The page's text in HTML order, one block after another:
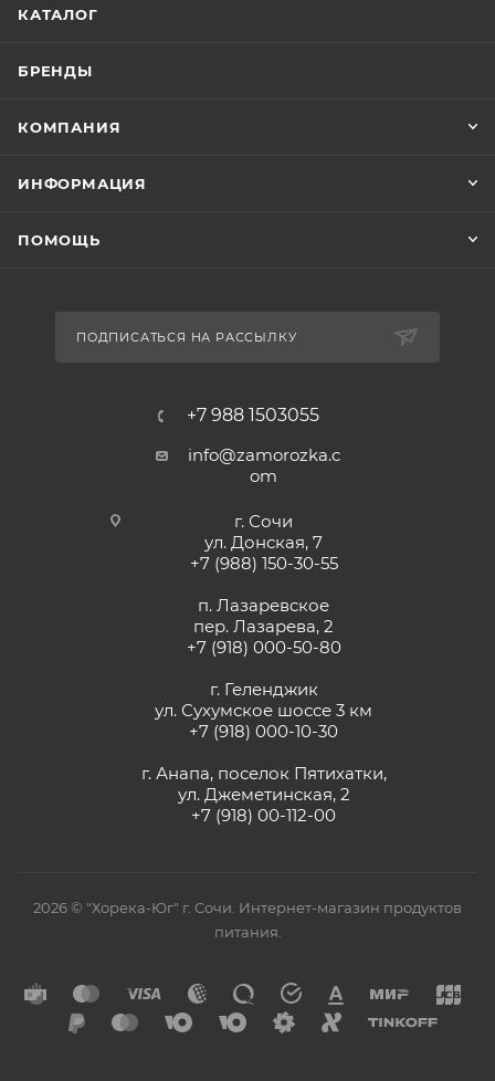
КАТАЛОГ
БРЕНДЫ
КОМПАНИЯ
ИНФОРМАЦИЯ
ПОМОЩЬ
ПОДПИСАТЬСЯ НА РАССЫЛКУ
+7 988 1503055
info@zamorozka.c
om
г. Сочи
ул. Донская, 7
+7 (988) 150-30-55
п. Лазаревское
пер. Лазарева, 2
+7 (918) 000-50-80
г. Геленджик
ул. Сухумское шоссе 3 км
+7 (918) 000-10-30
г. Анапа, поселок Пятихатки,
ул. Джеметинская, 2
+7 (918) 00-112-00
2026 © "Хорека-Юг" г. Сочи. Интернет-магазин продуктов
питания.